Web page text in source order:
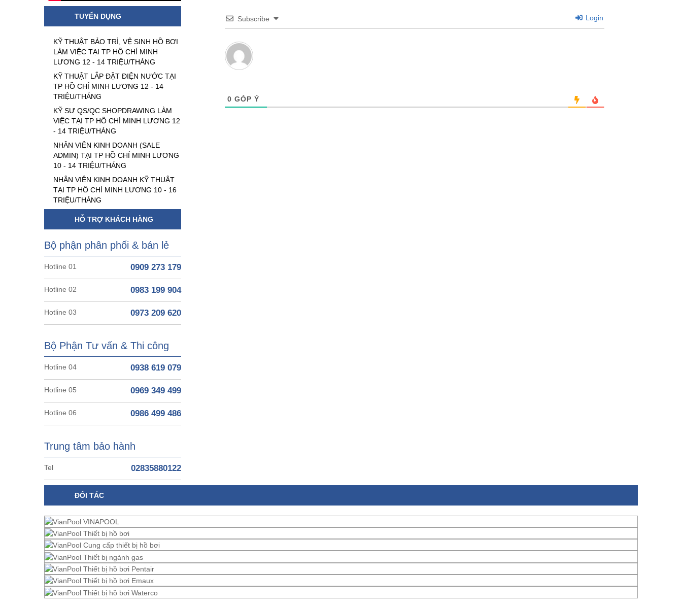
TUYỂN DỤNG
KỸ THUẬT BẢO TRÌ, VỆ SINH HỒ BƠI
LÀM VIỆC TẠI TP HỒ CHÍ MINH
LƯƠNG 12 - 14 TRIỆU/THÁNG
KỸ THUẬT LẮP ĐẶT ĐIỆN NƯỚC TẠI
TP HỒ CHÍ MINH LƯƠNG 12 - 14
TRIỆU/THÁNG
KỸ SƯ QS/QC SHOPDRAWING LÀM
VIỆC TẠI TP HỒ CHÍ MINH LƯƠNG 12
- 14 TRIỆU/THÁNG
NHÂN VIÊN KINH DOANH (SALE
ADMIN) TẠI TP HỒ CHÍ MINH LƯƠNG
10 - 14 TRIỆU/THÁNG
NHÂN VIÊN KINH DOANH KỸ THUẬT
TẠI TP HỒ CHÍ MINH LƯƠNG 10 - 16
TRIỆU/THÁNG
HỖ TRỢ KHÁCH HÀNG
Bộ phận phân phối & bán lẻ
Hotline 01 0909 273 179
Hotline 02 0983 199 904
Hotline 03 0973 209 620
Bộ Phận Tư vấn & Thi công
Hotline 04 0938 619 079
Hotline 05 0969 349 499
Hotline 06 0986 499 486
Trung tâm bảo hành
Tel 02835880122
Subscribe Login
0 GÓP Ý
ĐỐI TÁC